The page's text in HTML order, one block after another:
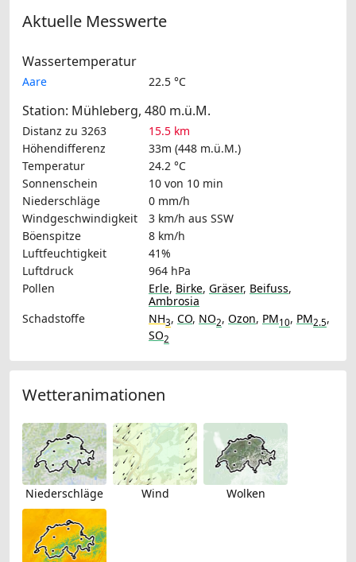
Aktuelle Messwerte
Wassertemperatur
Aare 22.5 °C
Station: Mühleberg, 480 m.ü.M.
Distanz zu 3263
15.5 km
Höhendifferenz
33m (448 m.ü.M.)
Temperatur
24.2 °C
Sonnenschein
10 von 10 min
Niederschläge
0 mm/h
Windgeschwindigkeit
3 km/h aus SSW
Böenspitze
8 km/h
Luftfeuchtigkeit
41%
Luftdruck
964 hPa
Pollen
Erle, Birke, Gräser, Beifuss,
Ambrosia
Schadstoffe
NH3, CO, NO2, Ozon, PM10, PM2.5,
SO2
Wetteranimationen
Niederschläge Wind Wolken